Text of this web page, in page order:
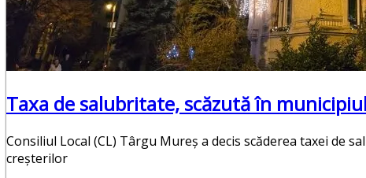
Taxa de salubritate, scăzută în
Consiliul Local (CL) Târgu Mureş a decis scăderea taxei de
creşterilor